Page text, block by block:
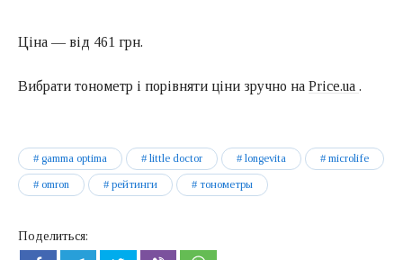
Ціна — від 461 грн.
Вибрати тонометр і порівняти ціни зручно на Price.ua .
gamma optima little doctor longevita microlife
omron рейтинги тонометры
Поделиться: